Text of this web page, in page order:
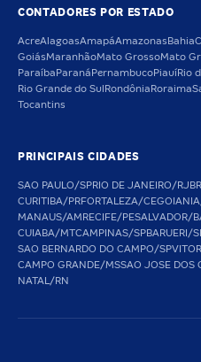
CONTADORES POR ESTADO
AcreAlagoasAmapáAmazonas Bahia
GoiásMaranhãoMato GrossoMato
Paraíba Paraná PernambucoPiauíRio
Rio Grande do Sul Rondônia Roraima
Tocantins
PRINCIPAIS CIDADES
SAO PAULO/SPRIO DE JANEIRO/RJ
CURITIBA/PRFORTALEZA/CE
MANAUS/AMRECIFE/PESALVADOR/
CUIABA/MTCAMPINAS/SPBARUERI/
SAO BERNARDO DO CAMPO/SP
CAMPO GRANDE/MSSAO JOSE DOS
NATAL/RN